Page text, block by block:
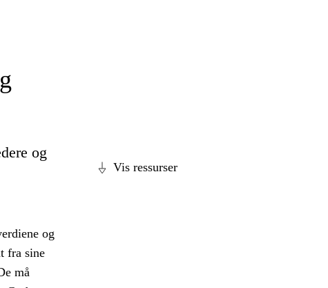
Vis ressurser
og
og
fra sine
må